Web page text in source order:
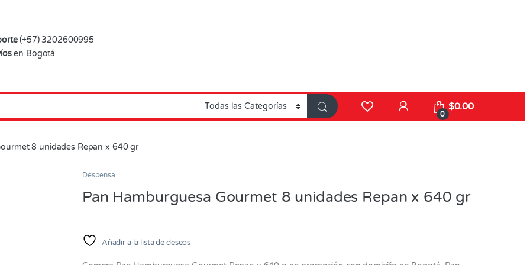
(+57) 3202600995
en Bogotá
0
$0.00
8 unidades Repan x 640 gr
Despensa
Pan Hamburguesa Gourmet 8 unidades Repan x 640 gr
Añadir a la lista de deseos